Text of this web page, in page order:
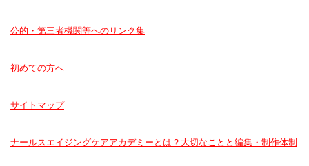
公的・第三者機関等へのリンク集
初めての方へ
サイトマップ
ナールスエイジングケアアカデミーとは？大切なことと編集・制作体制